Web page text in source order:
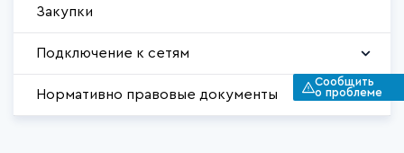
Закупки
Подключение к сетям
Нормативно правовые документы
Сообщить
о проблеме